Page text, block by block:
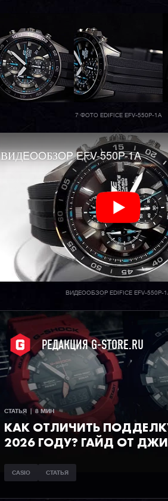
7 ФОТО EDIFICE EFV-550P-1A
ВИДEOOБЗOP EFV-550P-1A
ВИДЕООБЗОР EDIFICE EFV-550P-
РЕДАКЦИЯ G-STORE.RU
СТАТЬЯ  |  8 МИН
КАК ОТЛИЧИТЬ ПОДДЕЛКУ
2026 ГОДУ? ГАЙД ОТ
CASIO СТАТЬЯ